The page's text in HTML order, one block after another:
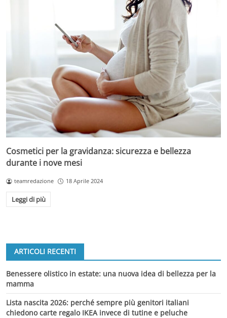
Cosmetici per la gravidanza: sicurezza e bellezza
durante i nove mesi
teamredazione 18 Aprile 2024
Leggi di più
ARTICOLI RECENTI
Benessere olistico in estate: una nuova idea di bellezza per la
mamma
Lista nascita 2026: perché sempre più genitori italiani
chiedono carte regalo IKEA invece di tutine e peluche